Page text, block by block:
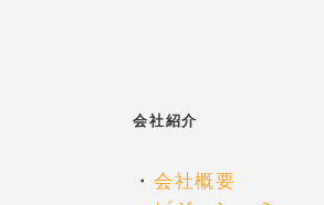
会社紹介
・会社概要